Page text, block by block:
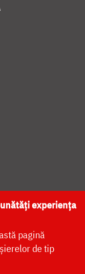
NAȚIONALĂ
experiența
pagină
de tip